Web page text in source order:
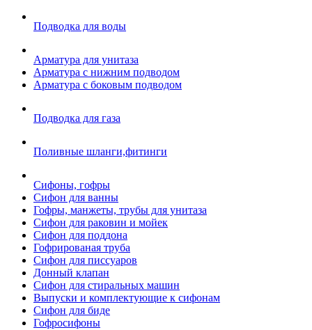
Подводка для воды
Арматура для унитаза
Арматура с нижним подводом
Арматура с боковым подводом
Подводка для газа
Поливные шланги,фитинги
Сифоны, гофры
Сифон для ванны
Гофры, манжеты, трубы для унитаза
Сифон для раковин и мойек
Сифон для поддона
Гофрированая труба
Сифон для писсуаров
Донный клапан
Сифон для стиральных машин
Выпуски и комплектующие к сифонам
Сифон для биде
Гофросифоны